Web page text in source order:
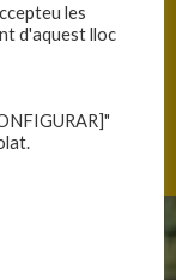
Catalunya
les
d'aquest lloc